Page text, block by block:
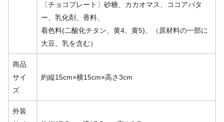
〔チョコプレート〕砂糖、カカオマス、ココアバタ
ー、乳化剤、香料、
着色料(二酸化チタン、黄4、黄5)、（原材料の一部に
大豆、乳を含む）
商品
サイ
ズ
約縦15cm×横15cm×高さ3cm
外装